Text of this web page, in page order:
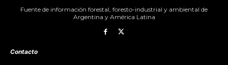
Fuente de información forestal, foresto-industrial y ambiental de
Argentina y América Latina
Contacto